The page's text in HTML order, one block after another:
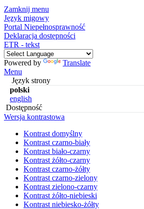
Zamknij menu
Język migowy
Portal Niepełnosprawność
Deklaracja dostępności
ETR - tekst
Powered by
Translate
Menu
Język strony
polski
english
Dostępność
Wersja kontrastowa
Kontrast domyślny
Kontrast czarno-biały
Kontrast biało-czarny
Kontrast żółto-czarny
Kontrast czarno-żółty
Kontrast czarno-zielony
Kontrast zielono-czarny
Kontrast żółto-niebieski
Kontrast niebiesko-żółty